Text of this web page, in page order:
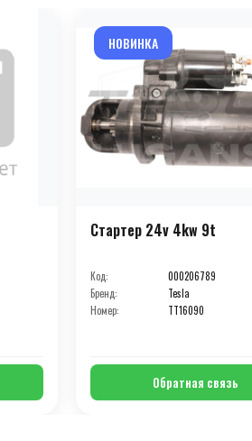
НОВИНКА
Стартер 24v 4kw 9t
Код:
000206789
Бренд:
Tesla
Номер:
TT16090
Обратная связь